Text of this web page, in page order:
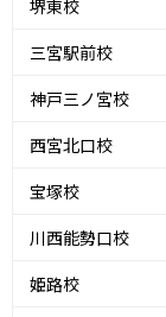
堺東校
三宮駅前校
神戸三ノ宮校
西宮北口校
宝塚校
川西能勢口校
姫路校